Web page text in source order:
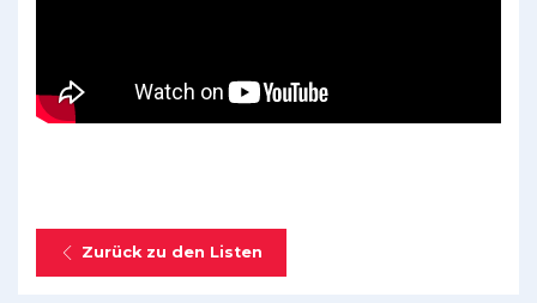
Zurück zu den Listen